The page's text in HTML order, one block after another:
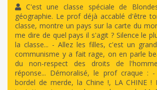
C'est une classe spéciale de
géographie. Le prof déjà accablé d'être
classe, montre un pays sur la carte du
me dire de quel pays il s'agit ? Silence le
la classe... - Allez les filles, c'est un
communisme y a fait rage, on en parle
du non-respect des droits de
réponse... Démoralisé, le prof craque :
bordel de merde, la Chine !, LA CHINE